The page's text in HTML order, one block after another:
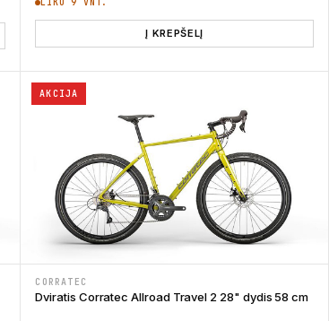
LIKO 9 VNT.
Į KREPŠELĮ
AKCIJA
CORRATEC
Dviratis Corratec Allroad Travel 2 28" dydis 58 cm